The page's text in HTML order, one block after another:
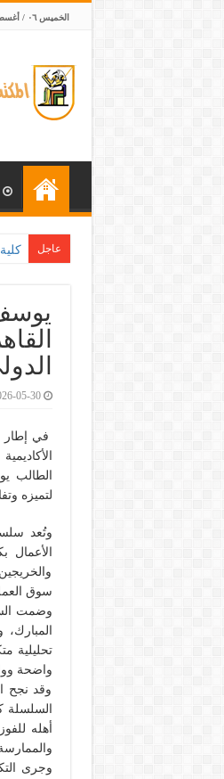
الخميس ٠٦ / أغسطس / ٢٠٢٦
عاجل
05-30
في إطار
لتميزه
وتُعد
سوق
وضمت
تحليلية
واضحة
وقد نجح
السلسلة
أهله
وجرى